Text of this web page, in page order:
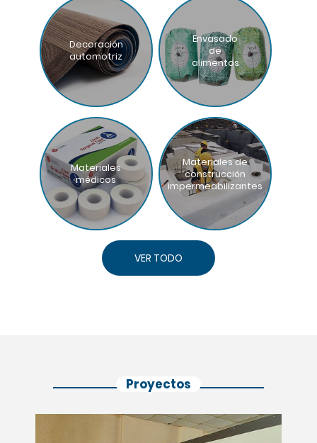
Decoración
automotriz
Envasado
de
alimentos
Materiales
médicos
Materiales de
construcción
impermeabilizantes
VER TODO
Proyectos